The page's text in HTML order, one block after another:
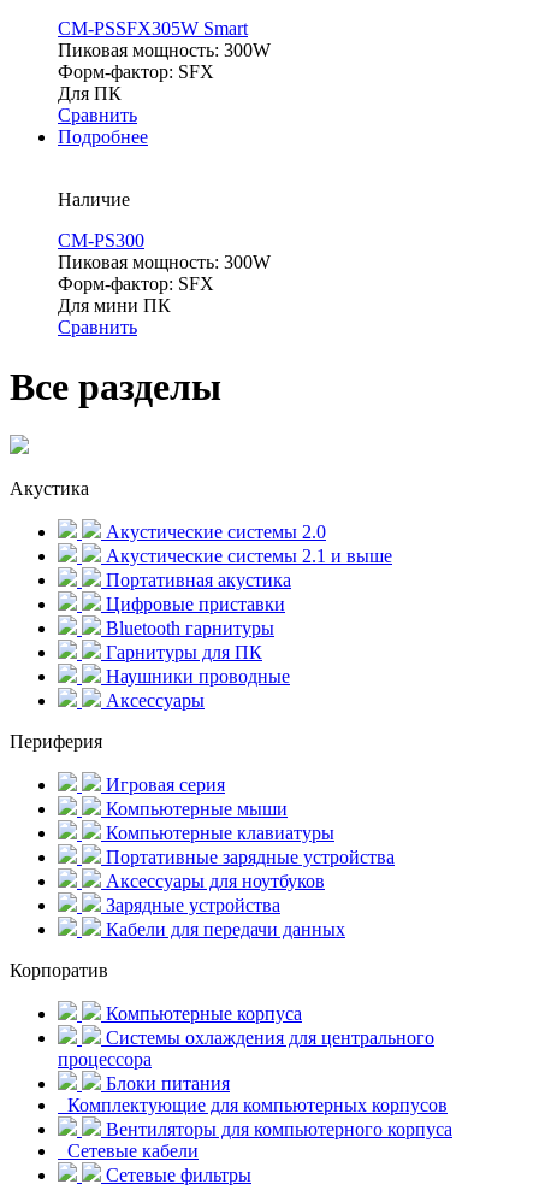
CM-PSSFX305W Smart
Пиковая мощность: 300W
Форм-фактор: SFX
Для ПК
Сравнить
Подробнее
Наличие
CM-PS300
Пиковая мощность: 300W
Форм-фактор: SFX
Для мини ПК
Сравнить
Все разделы
Акустика
Акустические системы 2.0
Акустические системы 2.1 и выше
Портативная акустика
Цифровые приставки
Bluetooth гарнитуры
Гарнитуры для ПК
Наушники проводные
Аксессуары
Периферия
Игровая серия
Компьютерные мыши
Компьютерные клавиатуры
Портативные зарядные устройства
Аксессуары для ноутбуков
Зарядные устройства
Кабели для передачи данных
Корпоратив
Компьютерные корпуса
Системы охлаждения для центрального
процессора
Блоки питания
Комплектующие для компьютерных корпусов
Вентиляторы для компьютерного корпуса
Сетевые кабели
Сетевые фильтры